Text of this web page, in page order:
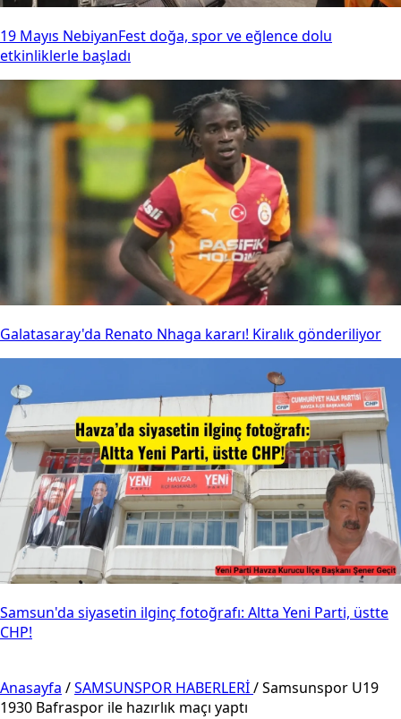
19 Mayıs NebiyanFest doğa, spor ve eğlence dolu
etkinliklerle başladı
Galatasaray'da Renato Nhaga kararı! Kiralık gönderiliyor
Samsun'da siyasetin ilginç fotoğrafı: Altta Yeni Parti, üstte
CHP!
Anasayfa /SAMSUNSPOR HABERLERİ/Samsunspor U19
1930 Bafraspor ile hazırlık maçı yaptı